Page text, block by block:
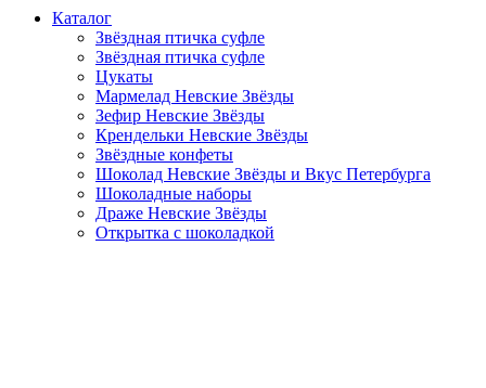
Каталог
Звёздная птичка суфле
Звёздная птичка суфле
Цукаты
Мармелад Невские Звёзды
Зефир Невские Звёзды
Крендельки Невские Звёзды
Звёздные конфеты
Шоколад Невские Звёзды и Вкус Петербурга
Шоколадные наборы
Драже Невские Звёзды
Открытка с шоколадкой